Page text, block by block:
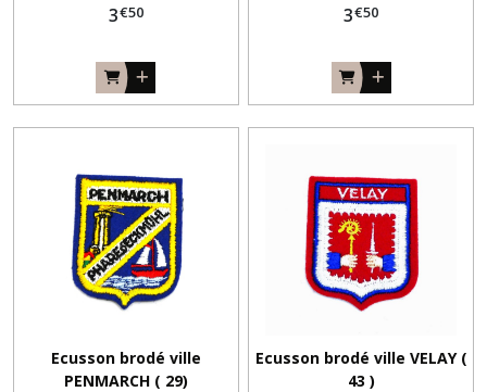
3€50 3€50
Ecusson brodé ville
PENMARCH ( 29)
Ecusson brodé ville VELAY (
43 )